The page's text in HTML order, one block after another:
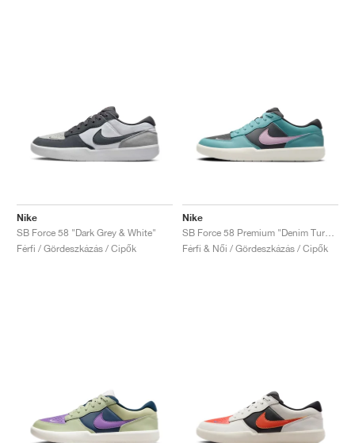
Nike
SB Force 58 "Dark Grey & White"
Férfi / Gördeszkázás / Cipők
Nike
Férfi & Női / Gördeszkázás / Cipők